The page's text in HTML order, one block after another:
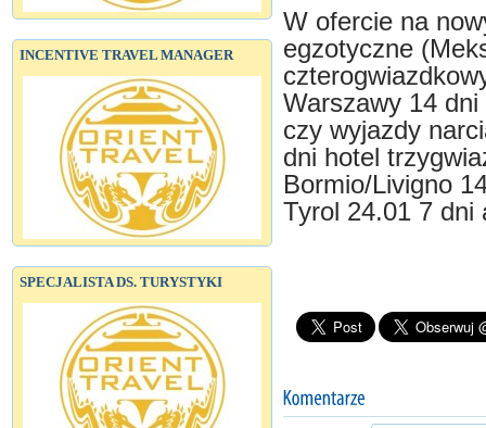
INCENTIVE TRAVEL MANAGER
SPECJALISTA DS. TURYSTYKI
W ofercie na
egzotyczne
Warszawy 14 dni
czy wyjazdy
dni hotel
Bormio/Livigno
Tyrol 24.01 7 dni